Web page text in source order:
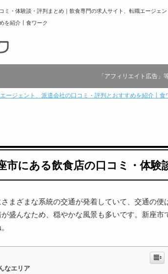
ミ・体験談・評判まとめ｜飲食専門の求人サイト、転職エージェン
を紹介丨食ワーク
「アフィリエイト広告」
ージェント、派遣会社の口コミ・評判とおすすめを紹介丨食
市にある飲食店の口コミ・体験
まざまな系統の交通が発着していて、交通の便
盛んなため、穏やかな風景も多いです。新座市
なエリア